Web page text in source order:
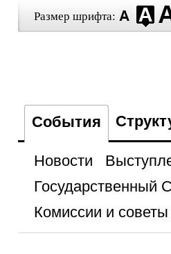
Размер шрифта:
События
Новости
Государственный
Комиссии и советы